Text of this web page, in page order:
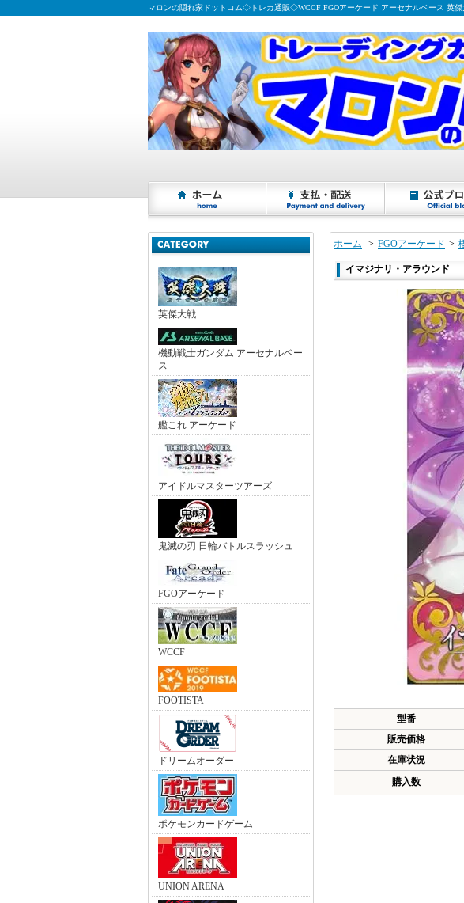
マロンの隠れ家ドットコム◇トレカ通販◇WCCF FGOアーケード アーセナルベース
英傑大戦
機動戦士ガンダム アーセナルベー
ス
艦これ アーケード
アイドルマスターツアーズ
鬼滅の刃 日輪バトルスラッシュ
FGOアーケード
WCCF
FOOTISTA
ドリームオーダー
ポケモンカードゲーム
UNION ARENA
ホーム > FGOアーケード >
イマジナリ・アラウンド
型番
販売価格
在庫状況
購入数